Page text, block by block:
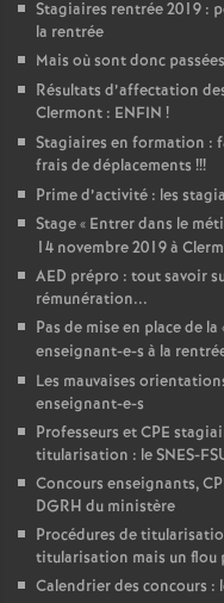
Stagiaires rentrée 2019 :
la rentrée
Mais où sont donc
Résultats d’affectation
Clermont : ENFIN !
Stagiaires en formation :
frais de déplacements !!!
Prime d’activité : les
Stage « Entrer dans le
14 novembre 2019 à
AED prépro : tout savoir
rémunération...
Pas de mise en place de la
enseignant-e-s à la
Les mauvaises
enseignant-e-s
Professeurs et CPE
titularisation : le SNES-
Concours enseignants,
DGRH du ministère
Procédures de
titularisation mais un flou
Calendrier des concours :